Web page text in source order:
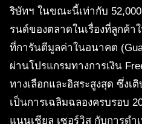
ริษัทฯ ในขณะนี้เท่ากับ
รนด์ของตลาดในเรื่องที่ลูกค้
ที่การันตีมูลค่าในอนาคต
ผ่านโปรแกรมทางการเงิน
ทางเลือกและอิสระสูงสุด ซึ่งเ
เป็นการเฉลิมฉลองครบรอบ
แนนเชียล เซอร์วิส กับการด